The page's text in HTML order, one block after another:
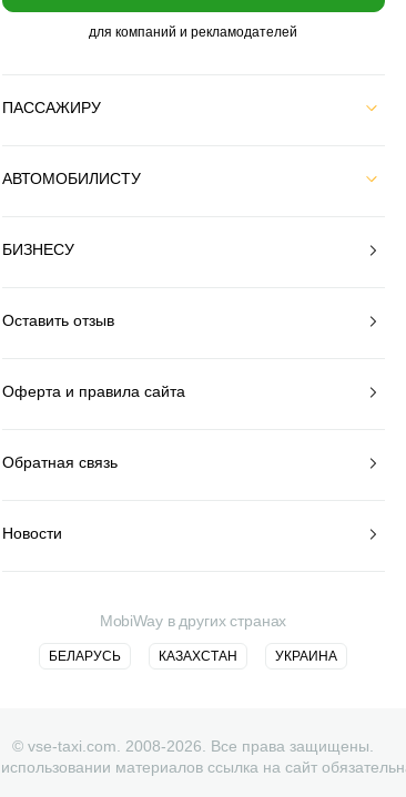
для компаний и рекламодателей
ПАССАЖИРУ
АВТОМОБИЛИСТУ
БИЗНЕСУ
Оставить отзыв
Оферта и правила сайта
Обратная связь
Новости
MobiWay в других странах
БЕЛАРУСЬ КАЗАХСТАН УКРАИНА
© vse-taxi.com. 2008-2026. Все права защищены.
материалов ссылка на сайт